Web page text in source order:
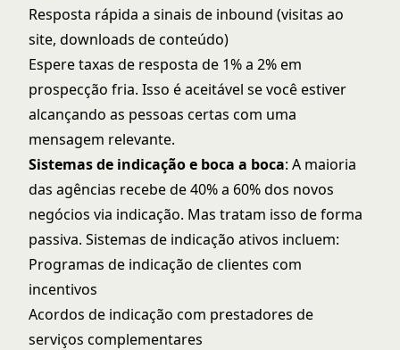
Resposta rápida a sinais de inbound (visitas ao
site, downloads de conteúdo)
Espere taxas de resposta de 1% a 2% em
prospecção fria. Isso é aceitável se você estiver
alcançando as pessoas certas com uma
mensagem relevante.
Sistemas de indicação e boca a boca: A maioria
das agências recebe de 40% a 60% dos novos
negócios via indicação. Mas tratam isso de forma
passiva. Sistemas de indicação ativos incluem:
Programas de indicação de clientes com
incentivos
Acordos de indicação com prestadores de
serviços complementares